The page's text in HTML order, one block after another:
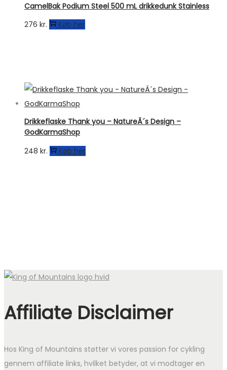
CamelBak Podium Steel 500 mL drikkedunk Stainless
276 kr. Køb her
Drikkeflaske Thank you – NatureÂ´s Design –
GodKarmaShop
248 kr. Køb her
Affiliate Disclaimer
Hos King of Mountains støtter vi vores passion for cykling
gennem affiliate links, hvilket betyder, at vi modtager en